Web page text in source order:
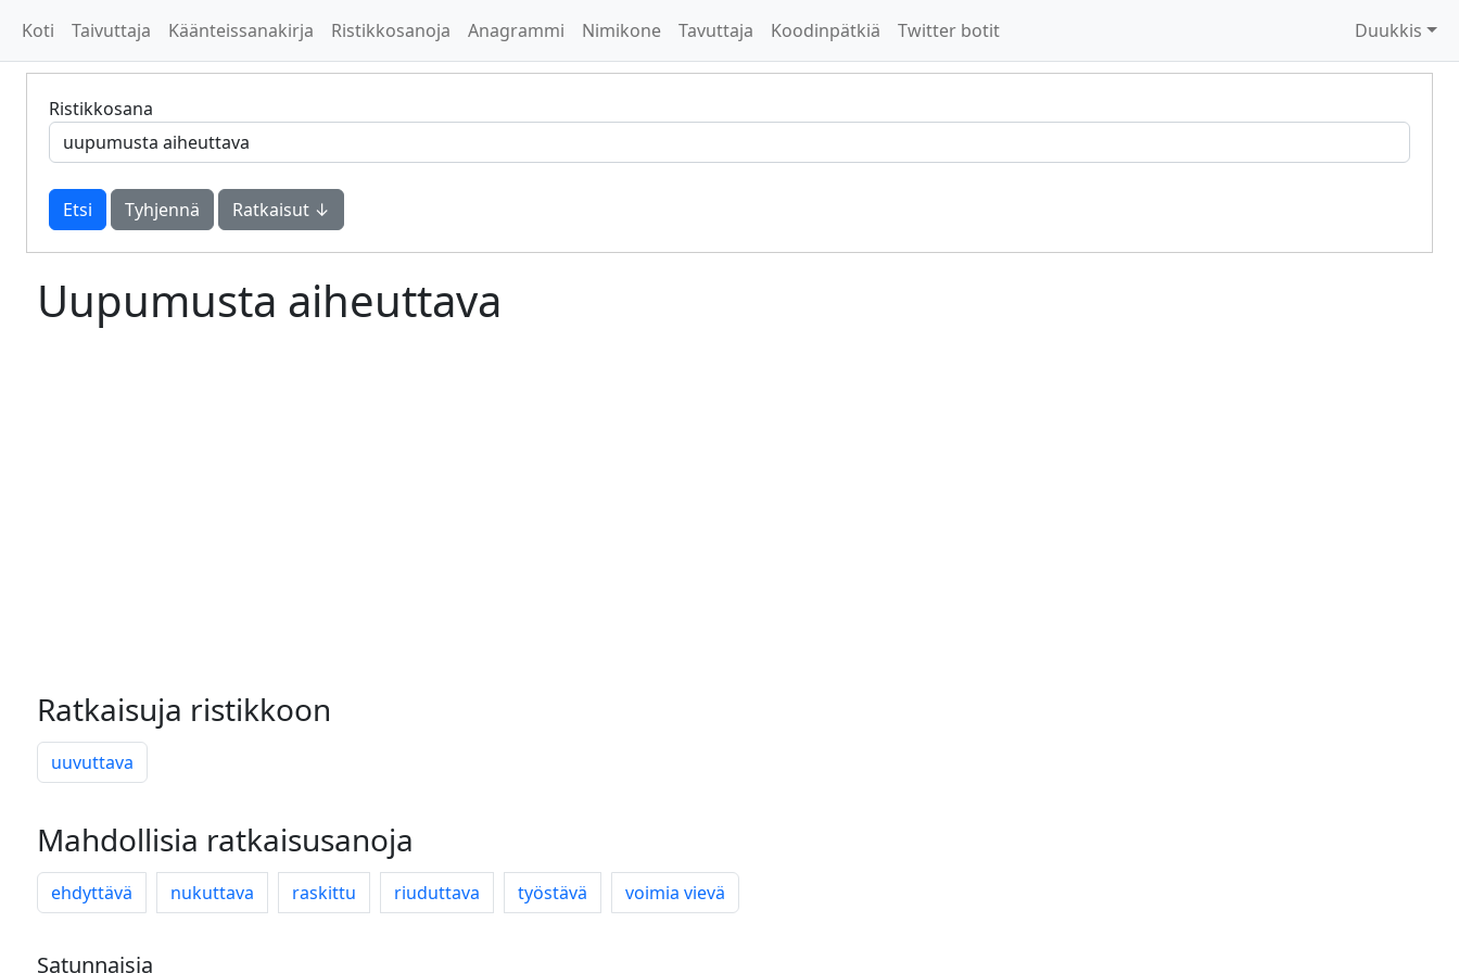
Koti Taivuttaja Käänteissanakirja Ristikkosanoja Anagrammi Nimikone Tavuttaja Koodinpätkiä Twitter botit Duukkis
Ristikkosana
Tyhjennä Ratkaisut ↓
Uupumusta aiheuttava
Ratkaisuja ristikkoon
uuvuttava
Mahdollisia ratkaisusanoja
ehdyttävä nukuttava raskittu riuduttava työstävä voimia vievä
Satunnaisia